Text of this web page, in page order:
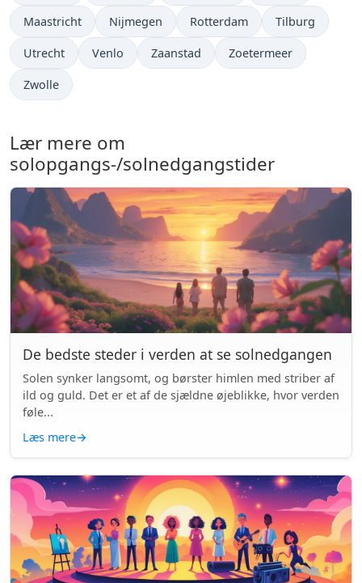
Maastricht Nijmegen Rotterdam Tilburg
Utrecht Venlo Zaanstad Zoetermeer
Zwolle
Lær mere om
solopgangs-/solnedgangstider
De bedste steder i verden at se solnedgangen
Solen synker langsomt, og børster himlen med striber af
ild og guld. Det er et af de sjældne øjeblikke, hvor verden
føle...
Læs mere→